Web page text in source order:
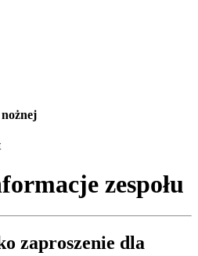
zespołu
zaproszenie dla